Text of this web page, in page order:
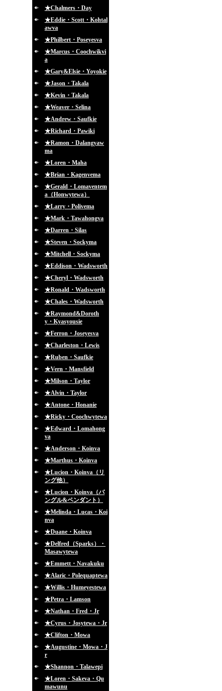
★Chalmers・Day
★Eddie・Scott・Kohtal
awva
★Philbert・Poseyesva
★Marcus・Coochwikvi
a
★Gary&Elsie・Yoyokie
★Jason・Takala
★Kevin・Takala
★Weaver・Selina
★Andrew・Saufkie
★Richard・Pawiki
★Ramon・Dalangyaw
ma
★Loren・Maha
★Brian・Kagenvema
★Gerald・Lomaventem
a（Honwytewa）
★Larry・Polivema
★Mark・Tawahongva
★Darren・Silas
★Steven・Sockyma
★Mitchell・Sockyma
★Eddison・Wadsworth
★Cheryl・Wadsworth
★Ronald・Wadsworth
★Chales・Wadsworth
★Raymond&Doroth
y・Kyasyousie
★Ferron・Joseyesva
★Charleston・Lewis
★Ruben・Saufkie
★Vern・Mansfield
★Milson・Taylor
★Alvin・Taylor
★Antone・Honanie
★Ricky・Coochwytewa
★Edward・Lomahong
va
★Anderson・Koinva
★Marthus・Koinva
★Lucion・Koinva（リ
ング他）
★Lucion・Koinva（バ
ングル&ペンダント）
★Melinda・Lucas・Koi
nva
★Duane・Koinva
★Delfred（Sparks）・
Masawytewa
★Emmett・Navakuku
★Alaric・Polequaptewa
★Willis・Humeyestewa
★Petra・Lamson
★Nathan・Fred・Jr
★Cyrus・Josytewa・Jr
★Clifton・Mowa
★Augustine・Mowa・J
r
★Shannon・Talawepi
★Loren・Sakeva・Qu
mawunu